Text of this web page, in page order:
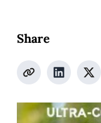
Share